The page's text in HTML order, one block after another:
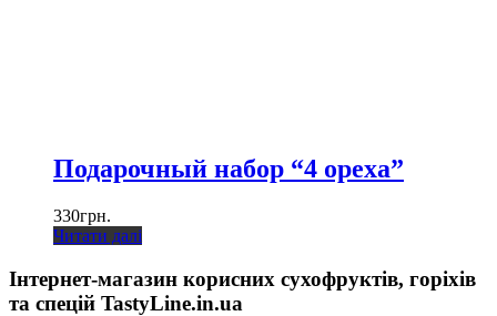
Подарочный набор “4 ореха”
330грн.
Читати далі
Інтернет-магазин корисних сухофруктів, горіхів
та спецій TastyLine.in.ua